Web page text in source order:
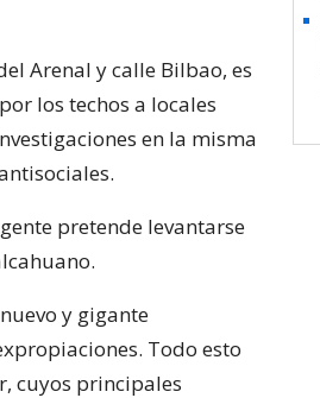
Arenal y calle Bilbao, es
los techos a locales
en la misma
pretende levantarse
y gigante
Todo esto
cuyos principales